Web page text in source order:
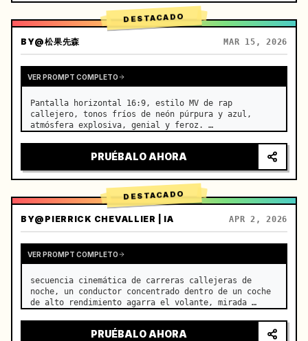
DESTACADO
BY@松果先森 MAR 15, 2026
VER PROMPT COMPLETO
Pantalla horizontal 16:9, estilo MV de rap
callejero, tonos fríos de neón púrpura y azul,
atmósfera explosiva, genial y feroz. …
PRUÉBALO AHORA
DESTACADO
BY@PIERRICK CHEVALLIER | IA APR 2, 2026
VER PROMPT COMPLETO
secuencia cinemática de carreras callejeras de
noche, un conductor concentrado dentro de un coche
de alto rendimiento agarra el volante, mirada
aceleración repentina…PRUÉBALO AHORA